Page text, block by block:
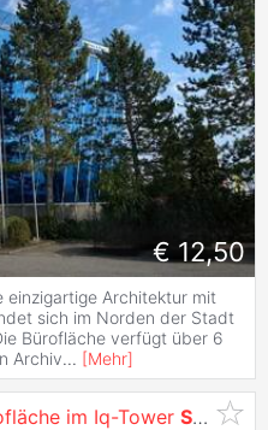
€ 12,50
Architektur mit
sich im Norden der Stadt
Bürofläche verfügt über 6
Archiv... [Mehr]
im Iq-Tower Salzburg